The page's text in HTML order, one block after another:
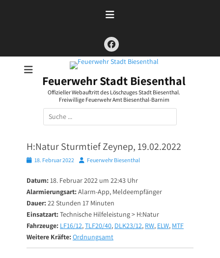
Facebook
Feuerwehr Stadt Biesenthal
Offizieller Webauftritt des Löschzuges Stadt Biesenthal.
Freiwillige Feuerwehr Amt Biesenthal-Barnim
Suchen
nach:
H:Natur Sturmtief Zeynep, 19.02.2022
Posted18. Februar 2022 AutorFeuerwehr Biesenthal
Datum: 18. Februar 2022 um 22:43 Uhr
Alarmierungsart: Alarm-App, Meldeempfänger
Dauer: 22 Stunden 17 Minuten
Einsatzart: Technische Hilfeleistung > H:Natur
Fahrzeuge: LF16/12,TLF20/40, DLK23/12, RW, ELW, MTF
Weitere Kräfte: Ordnungsamt